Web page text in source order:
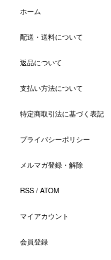
ホーム
配送・送料について
返品について
支払い方法について
特定商取引法に基づく表記
プライバシーポリシー
メルマガ登録・解除
RSS / ATOM
マイアカウント
会員登録